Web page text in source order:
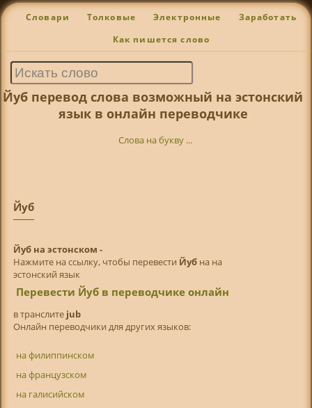
Словари Толковые Электронные Заработать
Как пишется слово
Йуб перевод слова возможный на эстонский
язык в онлайн переводчике
Слова на букву ...
Йуб
Йуб на эстонском -
Нажмите на ссылку, чтобы перевести Йубна на
эстонский язык
Перевести Йуб в переводчике онлайн
в транслитe jub
Онлайн переводчики для других языков:
на филиппинском
на французском
на галисийском